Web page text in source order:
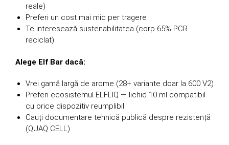
reale)
Preferi un cost mai mic per tragere
Te interesează sustenabilitatea (corp 65% PCR
reciclat)
Alege Elf Bar dacă:
Vrei gamă largă de arome (28+ variante doar la 600 V2)
Preferi ecosistemul ELFLIQ — lichid 10 ml compatibil
cu orice dispozitiv reumplibil
Cauți documentare tehnică publică despre rezistență
(QUAQ CELL)